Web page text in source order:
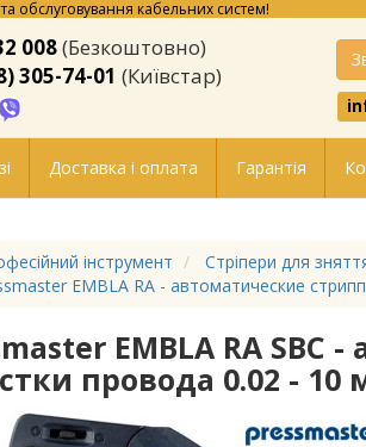
обслуговування кабельних систем!
008(Безкоштовно)
305-74-01 (Київстар)
Доставка і оплата Гарантія
інструмент Стріпери для
EMBLA RA - автоматические
EMBLA RA
провода 0.02 - 10